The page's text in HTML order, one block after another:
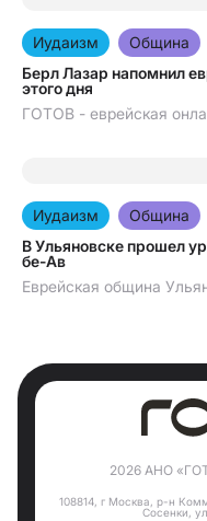
22.07.2026
Иудаизм
Община
Берл Лазар напомнил
этого дня
ГОТОВ - еврейская
22.07.2026
Иудаизм
Община
В Ульяновске прошел
бе-Ав
Еврейская община
2026 АНО
108814, г Москва, р-н
Сосенки,